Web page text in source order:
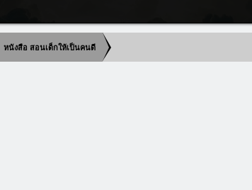
หนังสือ สอนเด็กให้เป็นคนดี